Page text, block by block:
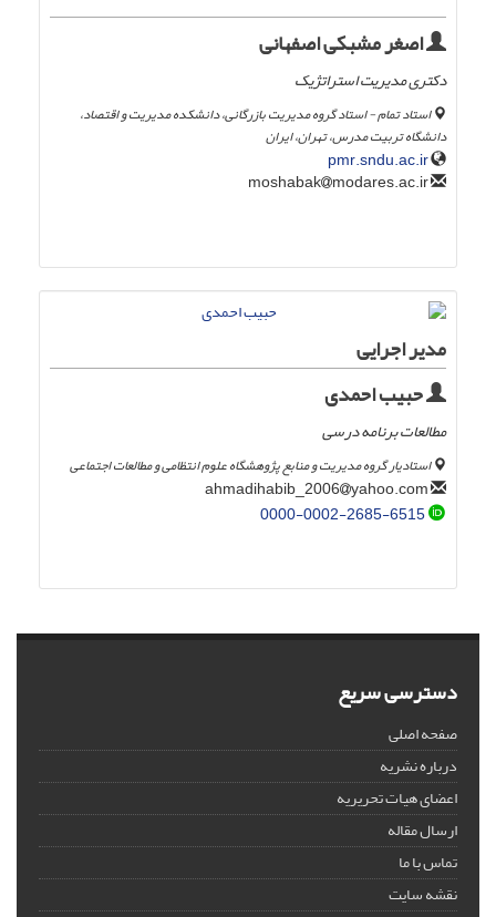
اصغر مشبکی اصفهانی
دکتری مدیریت استراتژیک
استاد تمام - استاد گروه مدیریت بازرگانی، دانشکده مدیریت و اقتصاد،
دانشگاه تربیت مدرس، تهران، ایران
pmr.sndu.ac.ir
modares.ac.ir
مدیر اجرایی
حبیب احمدی
مطالعات برنامه درسی
استادیار گروه مدیریت و منابع پژوهشگاه علوم انتظامی و مطالعات اجتماعی
yahoo.com
0000-0002-2685-6515
دسترسی سریع
صفحه اصلی
درباره نشریه
اعضای هیات تحریریه
ارسال مقاله
تماس با ما
نقشه سایت